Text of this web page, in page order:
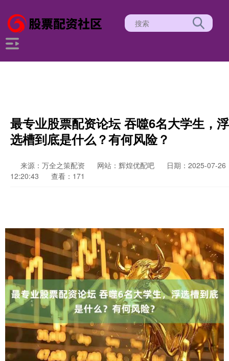
最专业股票配资论坛 吞噬6名大学生，浮
选槽到底是什么？有何风险？
来源：万全之策配资 网站：辉煌优配吧
日期：2025-07-26
12:20:43
查看：171